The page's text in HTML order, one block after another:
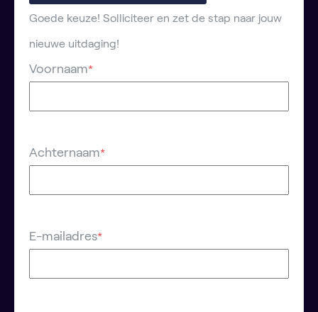
Goede keuze! Solliciteer en zet de stap naar jouw
nieuwe uitdaging!
Voornaam*
Achternaam*
E-mailadres*